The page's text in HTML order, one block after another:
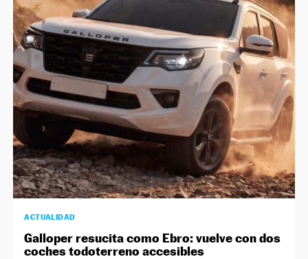
NEWSLETTER
SÍGUENOS
ACTUALIDAD
Galloper resucita como Ebro: vuelve con dos
coches todoterreno accesibles